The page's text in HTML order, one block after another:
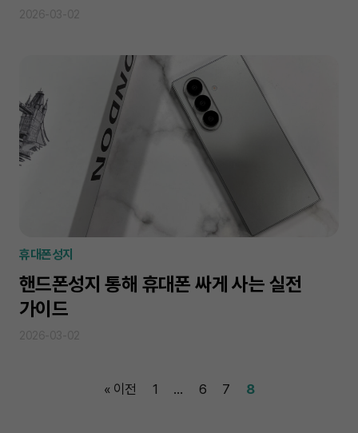
휴대폰성지
핸드폰성지 통해 휴대폰 싸게 사는 실전
가이드
« 이전 1 … 6 7 8